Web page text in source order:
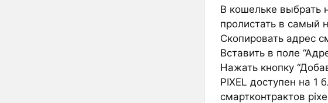
В кошельке выбрать
пролистать в самый
Скопировать адрес
Вставить в поле
Нажать кнопку
PIXEL доступен на 1
смартконтрактов